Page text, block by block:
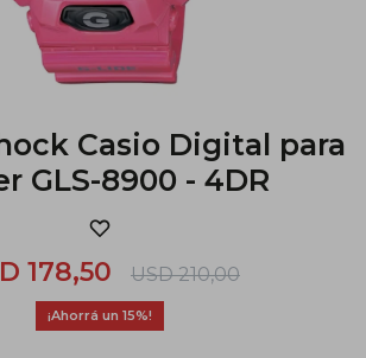
Casio Digital para
GLS-8900 - 4DR
178,50 USD 210,00
15